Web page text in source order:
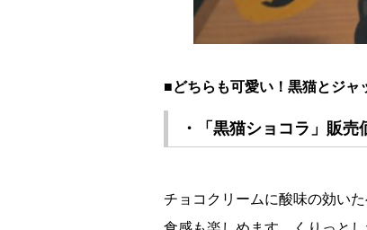
■どちらも可愛い！黒猫とジャ
・「黒猫ショコラ」販売
チョコクリームに酸味の効い